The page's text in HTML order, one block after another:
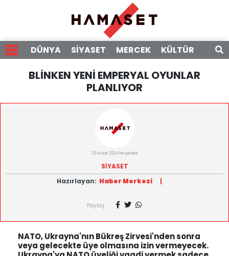
DÜNYA SİYASET MERCEK KÜLTÜR
BLİNKEN YENİ EMPERYAL OYUNLAR
PLANLIYOR
25 Nisan 2024 Perşembe
SİYASET
Hazırlayan: Haber Merkezi |
Paylaş
NATO, Ukrayna'nın Bükreş Zirvesi'nden sonra
veya gelecekte üye olmasına izin vermeyecek.